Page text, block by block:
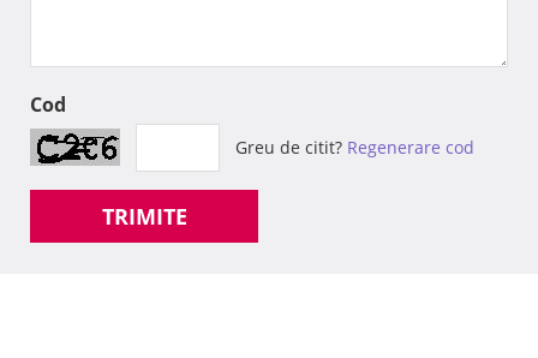
Cod
Greu de citit? Regenerare cod
TRIMITE